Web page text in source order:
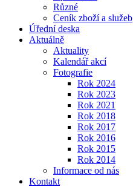
Různé
Ceník zboží a služeb
Úřední deska
Aktuálně
Aktuality
Kalendář akcí
Fotografie
Rok 2024
Rok 2023
Rok 2021
Rok 2018
Rok 2017
Rok 2016
Rok 2015
Rok 2014
Informace od nás
Kontakt